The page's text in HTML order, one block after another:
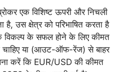
एक विशिष्ट ऊपरी और निचली
है, उस क्षेत्र को परिभाषित करता है
के सफल होने के लिए कीमत
चाहिए या (आउट-ऑफ-रेंज) से बाहर
करें कि EUR/USD की कीमत